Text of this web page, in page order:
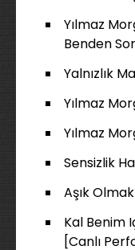
Yılmaz
Benden
Yalnızlık
Yılmaz
Yılmaz
Sensizlik
Aşık
Kal Benim
[Canlı